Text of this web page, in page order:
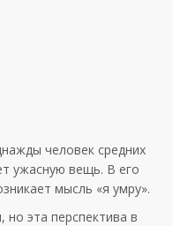
человек средних
ужасную вещь. В его
мысль «я умру».
но эта перспектива в